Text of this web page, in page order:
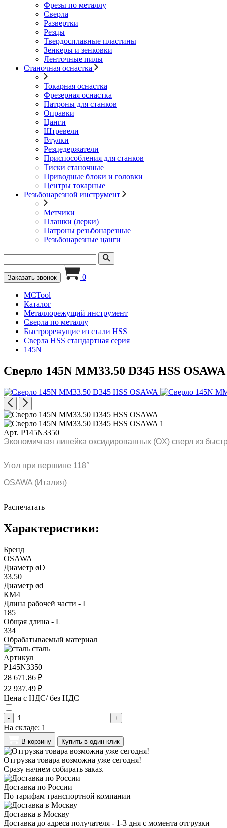
Фрезы по металлу
Сверла
Развертки
Резцы
Твердосплавные пластины
Зенкеры и зенковки
Ленточные пилы
Станочная оснастка
Токарная оснастка
Фрезерная оснастка
Патроны для станков
Оправки
Цанги
Штревели
Втулки
Резцедержатели
Приспособления для станков
Тиски станочные
Приводные блоки и головки
Центры токарные
Резьбонарезной инструмент
Метчики
Плашки (лерки)
Патроны резьбонарезные
Резьбонарезные цанги
Заказать звонок 0
MCTool
Каталог
Металлорежущий инструмент
Сверла по металлу
Быстрорежущие из стали HSS
Сверла HSS стандартная серия
145N
Сверло 145N MM33.50 D345 HSS OSAWA
Арт. P145N3350
Экономичная линейка оксидированных (OX) сверл из
Угол при вершине 118°
OSAWA (Италия)
Распечатать
Характеристики:
Бренд
OSAWA
Диаметр øD
33.50
Диаметр ød
КМ4
Длина рабочей части - I
185
Общая длина - L
334
Обрабатываемый материал
сталь
Артикул
P145N3350
28 671.86 ₽
22 937.49 ₽
Цена с НДС/ без НДС
- +
На складе: 1
В корзину Купить в один клик
Отгрузка товара возможна уже сегодня!
Сразу начнем собирать заказ.
Доставка по России
По тарифам транспортной компании
Доставка в Москву
Доставка до адреса получателя - 1-3 дня с момента отгрузки